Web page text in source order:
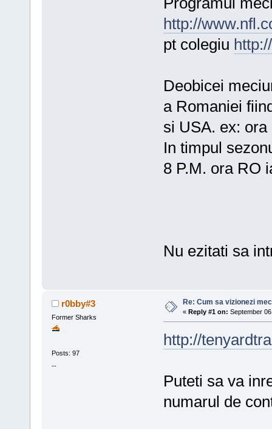
http://
pt colegiu
Deobicei
a Romaniei
si USA. ex:
In timpul
8 P.M. ora RO
Nu ezitati sa
r0bby#3
Former Sharks
Posts: 97
--
Re: Cum sa vizionezi
« Reply #1 on: September
http://
Puteti sa va
numarul de